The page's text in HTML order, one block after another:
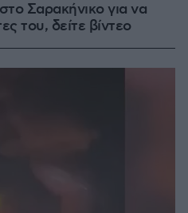
Σαρακήνικο για να
του, δείτε βίντεο